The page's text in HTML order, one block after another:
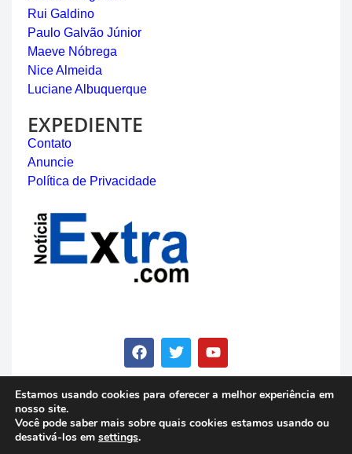
Rui Galdino
Paulo Galvão Júnior
Maeve Nóbrega
Nice Almeida
Luciane Albuquerque
EXPEDIENTE
Contato
Anuncie
Política de Privacidade
© Copyright 2023 - Notícia Extra - Todos os direitos
reservados
Estamos usando cookies para oferecer a melhor experiência em
nosso site.
Você pode saber mais sobre quais cookies estamos usando ou
desativá-los em settings.